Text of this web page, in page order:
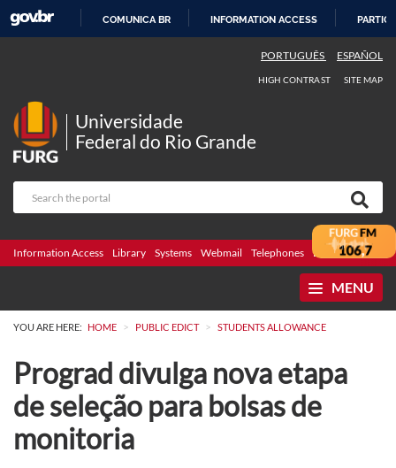
COMUNICA BR INFORMATION ACCESS
PORTUGUÊS ESPAÑOL
HIGH CONTRAST SITE MAP
Universidade
Federal do Rio Grande
Information Access Library Systems Webmail Telephones Bidding
MENU
YOU ARE HERE: HOME > PUBLIC EDICT > STUDENTS ALLOWANCE
Prograd divulga nova etapa
de seleção para bolsas de
monitoria